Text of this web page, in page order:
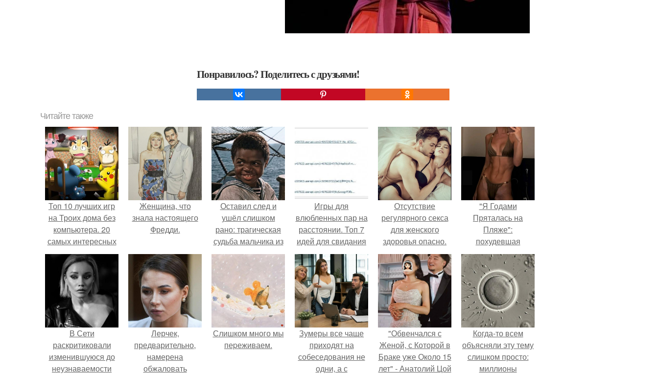
Понравилось? Поделитесь с друзьями!
Читайте также
Топ 10 лучших игр
на Троих дома без
компьютера. 20
самых интересных
игр для компании
Женщина, что
знала настоящего
Фредди.
Оставил след и
ушёл слишком
рано: трагическая
судьба мальчика из
фильма
"Максимка".
Игры для
влюбленных пар на
расстоянии. Топ 7
идей для свидания
на расстоянии
Отсутствие
регулярного секса
для женского
здоровья опасно.
"Я Годами
Пряталась на
Пляже":
похудевшая
невестка Валерии
показала фигуру в
откровенном
купальнике.
В Сети
раскритиковали
изменившуюся до
неузнаваемости
Лерчек,
предварительно,
намерена
обжаловать
Слишком много мы
пеpеживаем.
Зумеры все чаще
приходят на
собеседования не
одни, а с
"Обвенчался с
Женой, с Которой в
Браке уже Около 15
лет" - Анатолий Цой
Когда-то всем
объясняли эту тему
слишком просто:
миллионы